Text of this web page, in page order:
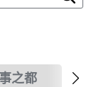
之都